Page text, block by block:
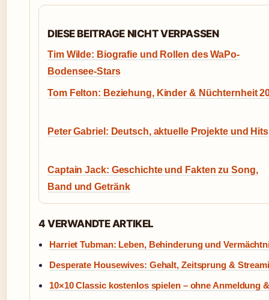
DIESE BEITRAGE NICHT VERPASSEN
Tim Wilde: Biografie und Rollen des WaPo-
Bodensee-Stars
Tom Felton: Beziehung, Kinder & Nüchternheit
Peter Gabriel: Deutsch, aktuelle Projekte und Hits
Captain Jack: Geschichte und Fakten zu Song,
Band und Getränk
4 VERWANDTE ARTIKEL
Harriet Tubman: Leben, Behinderung und
Desperate Housewives: Gehalt, Zeitsprung &
10×10 Classic kostenlos spielen – ohne Anmeldung